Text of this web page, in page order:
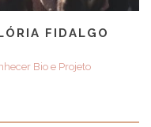
FIDALGO
Bio e Projeto